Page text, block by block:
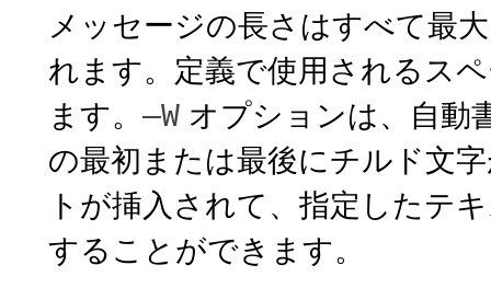
メッセージの長さはすべて最
れます。定義で使用されるス
ます。 –W オプションは、自動
の最初または最後にチルド文
トが挿入されて、指定したテ
することができます。